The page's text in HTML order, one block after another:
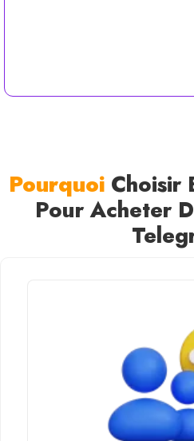
PourquoiChoisir
Pour Acheter